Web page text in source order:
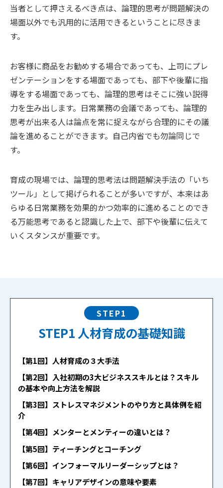
当者として押さえるべき点は、論理的思考が問題解決の
場面以外でも汎用的に活用できるということに尽きま
す。
お客様に商品をお勧めする場合であっても、上司にプレ
ゼンテーションをする場面であっても、部下や後輩に指
導をする場面であっても、論理的思考はそこに強い説得
力を生み出します。日常業務の会議であっても、論理的
思考が出来る人は論点を常に捉えながら合理的にその議
論を進めることができます。自己内省でも勿論同じで
す。
育成の現場では、論理的思考法は問題解決手法の「いち
ツール」として掲げられることが多いですが、本来はあ
らゆる日常業務を効果的かつ効率的に進めることのでき
る万能思考であると認識した上で、部下や後輩に伝えて
いくスタンスが重要です。
STEP1
STEP1 人材育成の基礎知識
【第1回】人材育成の３大手法
【第2回】入社初期の3大ビジネススキルとは？スキル
の基本や向上方法を解説
【第3回】ストレスマネジメントのやり方と具体例を紹
介
【第4回】メンターとメンティーの違いとは？
【第5回】ティーチングとコーチング
【第6回】インフォーマルリーダーシップとは？
【第7回】キャリアデザインの意味や要素